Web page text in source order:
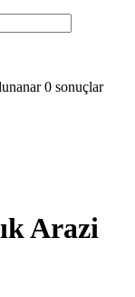
0 sonuçlar
Arazi